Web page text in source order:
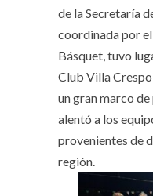
de la Secretaría
coordinada por
Básquet, tuvo
Club Villa Crespo
un gran marco
alentó a los
provenientes de
región.